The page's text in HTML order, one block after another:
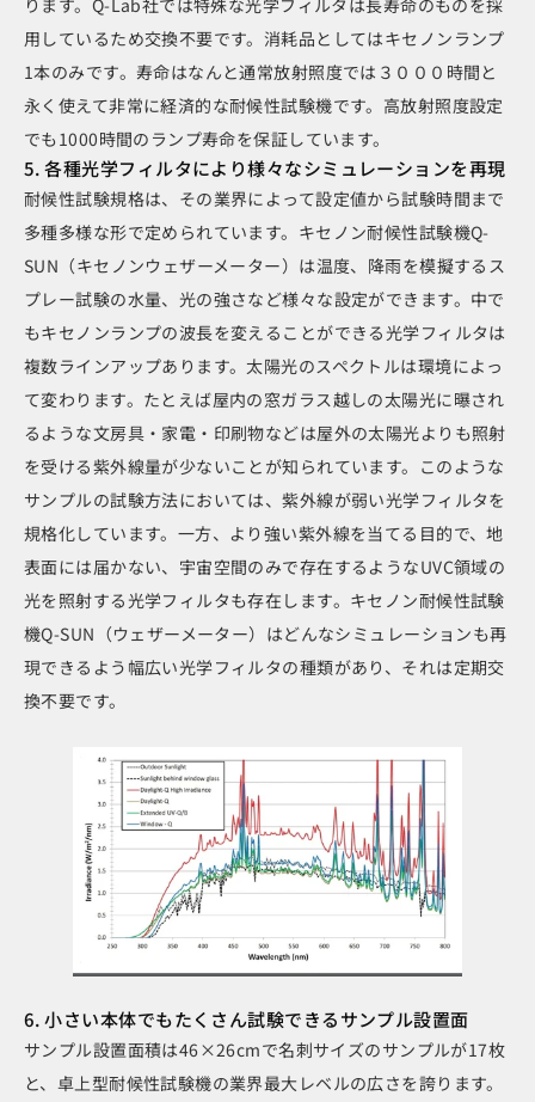
用しているため交換不要です。消耗品としてはキセノンランプ
1本のみです。寿命はなんと通常放射照度では３０００時間と
永く使えて非常に経済的な耐候性試験機です。高放射照度設定
でも1000時間のランプ寿命を保証しています。
5. 各種光学フィルタにより様々なシミュレーションを再現
耐候性試験規格は、その業界によって設定値から試験時間まで
多種多様な形で定められています。キセノン耐候性試験機Q-
SUN（キセノンウェザーメーター）は温度、降雨を模擬するス
プレー試験の水量、光の強さなど様々な設定ができます。中で
もキセノンランプの波長を変えることができる光学フィルタは
複数ラインアップあります。太陽光のスペクトルは環境によっ
て変わります。たとえば屋内の窓ガラス越しの太陽光に曝され
るような文房具・家電・印刷物などは屋外の太陽光よりも照射
を受ける紫外線量が少ないことが知られています。このような
サンプルの試験方法においては、紫外線が弱い光学フィルタを
規格化しています。一方、より強い紫外線を当てる目的で、地
表面には届かない、宇宙空間のみで存在するようなUVC領域の
光を照射する光学フィルタも存在します。キセノン耐候性試験
機Q-SUN（ウェザーメーター）はどんなシミュレーションも再
現できるよう幅広い光学フィルタの種類があり、それは定期交
換不要です。
6. 小さい本体でもたくさん試験できるサンプル設置面
サンプル設置面積は46×26cmで名刺サイズのサンプルが17枚
と、卓上型耐候性試験機の業界最大レベルの広さを誇ります。